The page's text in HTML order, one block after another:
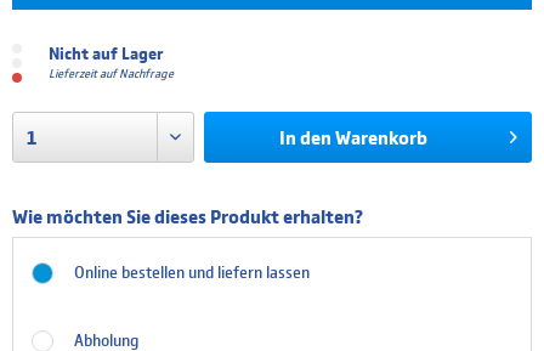
Laufzeit Effektivzins
12 Monate 0.00 % 88,58 € 1.062,90 €
24 Monate 4.99 % 46,58 € 1.118,00 €
36 Monate
48 Monate
Nicht auf Lager
Lieferzeit auf Nachfrage
In den Warenkorb
Wie möchten Sie dieses Produkt erhalten?
Online bestellen und liefern lassen
Abholung